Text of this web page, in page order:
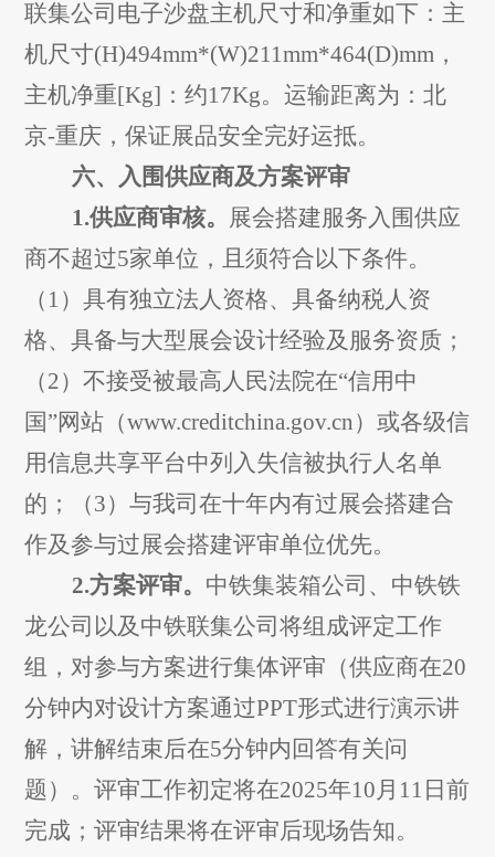
联集公司电子沙盘主机尺寸和净重如下：主
机尺寸(H)494mm*(W)211mm*464(D)mm，
主机净重[Kg] ：约17Kg。运输距离为：北
京-重庆， 保证展品安全完好运抵。
六、入围供应商及方案评审
1.供应商审核。 展会搭建服务入围供应
商不超过5家单位，且须符合以下条件。
（ 1 ） 具有独立法人资格、具备纳税人资
格、具备与大型展会设计经验及服务资质；
（2） 不接受被最高人民法院在“信用中
国”网站（www.creditchina.gov.cn）或各级信
用信息共享平台中列入失信被执行人名单
的；
（3） 与我司在十年内有过展会搭建合
作及参与过展会搭建评审单位优先。
2.方案评审。 中铁集装箱公司、中铁铁
龙公司以及中铁联集公司将组成评定工作
组，对参与方案进行集体评审 （供应商在20
分钟内对设计方案通过PPT形式进行演示讲
解，讲解结束后在5分钟内回答有关问
题 ） 。 评审工作初定将在2025年10月 11 日前
完成； 评审结果将在评审后现场告知。